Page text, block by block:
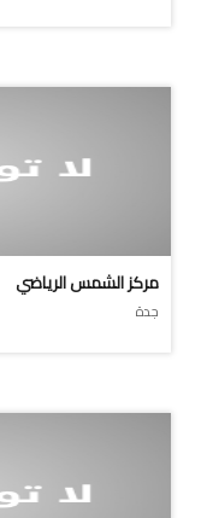
مركز الشمس الرياضي
جدة